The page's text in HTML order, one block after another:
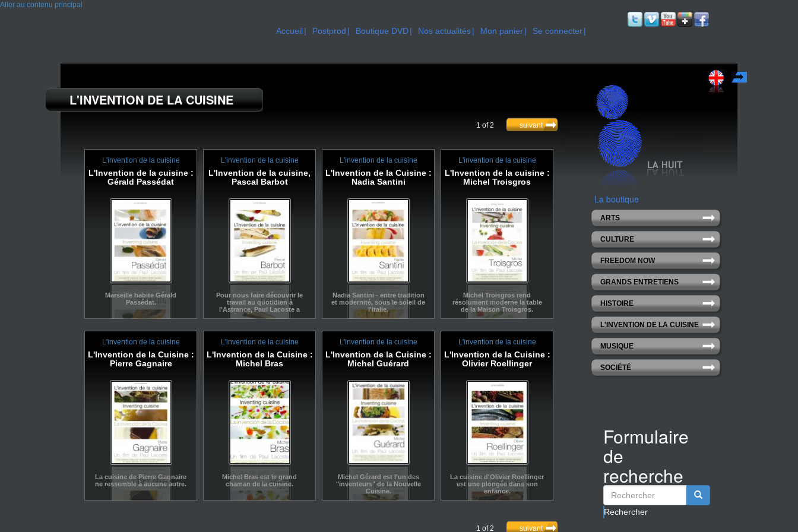
Aller au contenu principal
Accueil Postprod Boutique DVD Nos actualités Mon panier Se connecter
English
L'INVENTION DE LA CUISINE
1 of 2 suivant
L'invention de la cuisine
L'Invention de la cuisine :
Gérald Passédat
Marseille habite Gérald
Passédat.
L'invention de la cuisine
L'Invention de la cuisine,
Pascal Barbot
Pour nous faire découvrir le
travail au quotidien à
l'Astrance, Paul Lacoste a
décidé de capter les
gourmands.
L'invention de la cuisine
L'Invention de la Cuisine :
Nadia Santini
Nadia Santini - entre tradition
et modernité, sous le soleil de
l'Italie.
L'invention de la cuisine
L'Invention de la cuisine :
Michel Troisgros
Michel Troisgros rend
résolument moderne la table
de la Maison Troisgros.
L'invention de la cuisine
L'Invention de la Cuisine :
Pierre Gagnaire
La cuisine de Pierre Gagnaire
ne ressemble à aucune autre.
L'invention de la cuisine
L'Invention de la Cuisine :
Michel Bras
Michel Bras est le grand
chaman de la cuisine.
L'invention de la cuisine
L'Invention de la Cuisine :
Michel Guérard
Michel Gérard est l'un des
"inventeurs" de la Nouvelle
Cuisine.
L'invention de la cuisine
L'Invention de la Cuisine :
Olivier Roellinger
La cuisine d'Olivier Roellinger
est une plongée dans son
enfance.
1 of 2 suivant
La boutique
ARTS
CULTURE
FREEDOM NOW
GRANDS ENTRETIENS
HISTOIRE
L'INVENTION DE LA CUISINE
MUSIQUE
SOCIÉTÉ
Formulaire
de
recherche
Rechercher